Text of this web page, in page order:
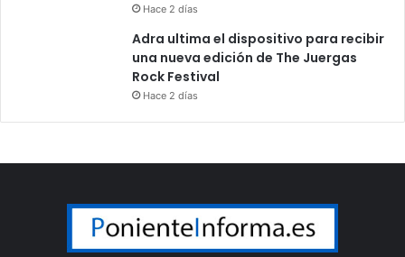
Hace 2 días
Adra ultima el dispositivo para recibir
una nueva edición de The Juergas
Rock Festival
Hace 2 días